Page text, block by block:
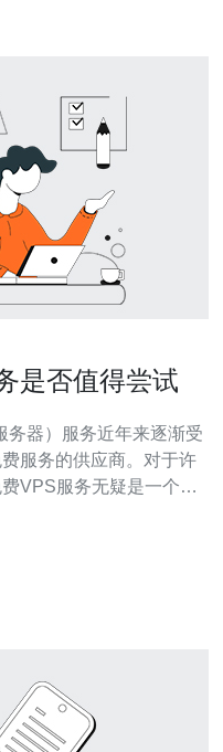
是否值得尝试
服务的供应商。对于许
VPS服务无疑是一个吸
VPS服务的利与弊，帮